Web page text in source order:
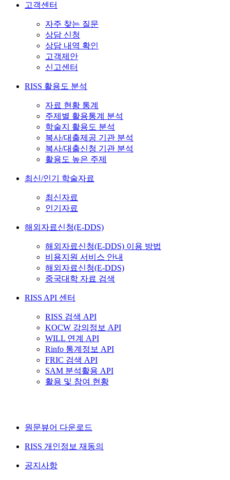
고객센터
자주 찾는 질문
상담 신청
상담 내역 확인
고객제안
신고센터
RISS 활용도 분석
자료 현황 통계
주제별 활용통계 분석
학술지 활용도 분석
복사/대출제공 기관 분석
복사/대출신청 기관 분석
활용도 높은 주제
최신/인기 학술자료
최신자료
인기자료
해외자료신청(E-DDS)
해외자료신청(E-DDS) 이용 방법
비용지원 서비스 안내
해외자료신청(E-DDS)
중국대학 자료 검색
RISS API 센터
RISS 검색 API
KOCW 강의정보 API
WILL 연계 API
Rinfo 통계정보 API
FRIC 검색 API
SAM 분석활용 API
활용 및 참여 현황
원문뷰어 다운로드
RISS 개인정보 재동의
공지사항